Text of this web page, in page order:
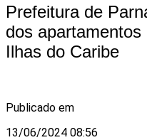
Prefeitura de
dos
Ilhas do Caribe
Publicado em
13/06/2024 08:56